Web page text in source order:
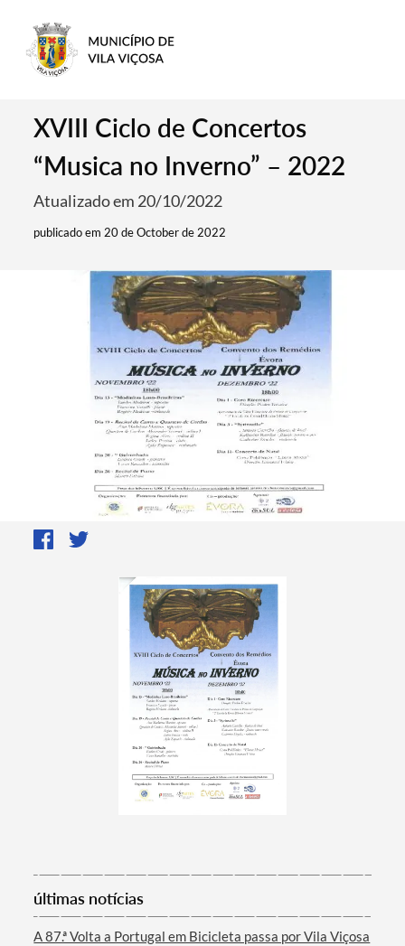
Termo de Pesquisa
XVIII Ciclo de Concertos
“Musica no Inverno” – 2022
Atualizado em 20/10/2022
publicado em 20 de October de 2022
últimas notícias
A 87.ª Volta a Portugal em Bicicleta passa por Vila Viçosa